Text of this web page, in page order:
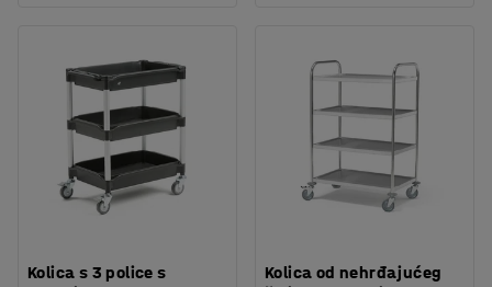
Kolica s 3 police s
Kolica od nehrđajućeg